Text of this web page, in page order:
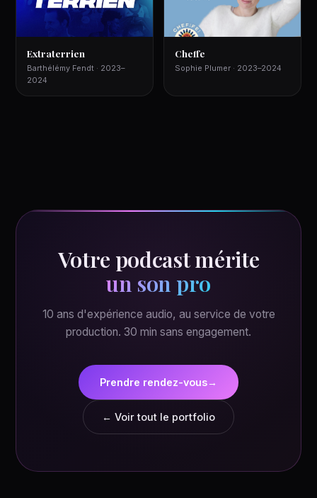
Extraterrien
Barthélémy Fendt · 2023–
2024
Cheffe
Sophie Plumer · 2023–2024
Votre podcast mérite
un son pro
10 ans d'expérience audio, au service de votre
production. 30 min sans engagement.
Prendre rendez-vous→
← Voir tout le portfolio